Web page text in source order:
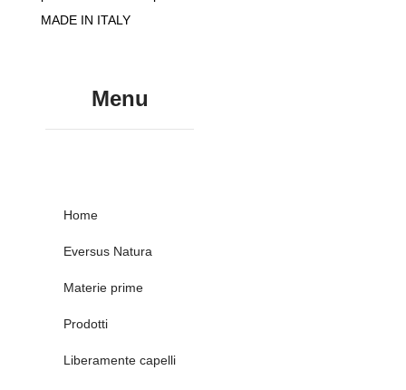
MADE IN ITALY
Menu
Home
Eversus Natura
Materie prime
Prodotti
Liberamente capelli